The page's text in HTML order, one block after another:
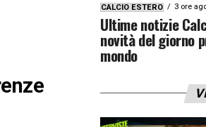
CALCIO ESTERO 3 ore
Ultime notizie
novità del giorno
mondo